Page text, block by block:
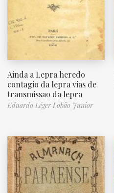
Ainda a Lepra heredo
contagio da lepra vias de
transmissao da lepra
Eduardo Léger Lobão Junior